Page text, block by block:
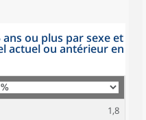
ans ou plus par sexe et
actuel ou antérieur en
1,8